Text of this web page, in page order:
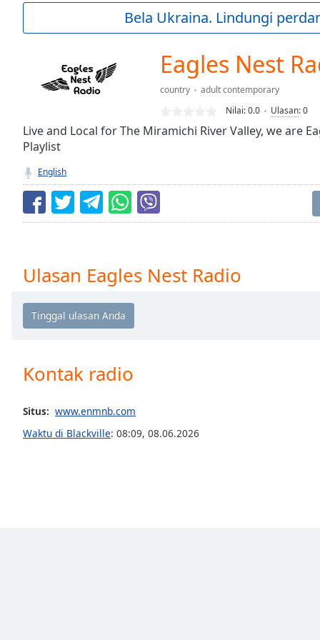
Current
TypeLIVE
Seek to
currently
behind
LIVE
Remaining
Time-
Playback
Chapters
Descriptions
descriptions
selected
Bela Ukraina. Lindungi
Eagles Nest
country
adult contemporary
Nilai:0.0 Ulasan:0
Live and Local for The Miramichi River Valley, we are
Playlist
English
Ulasan Eagles Nest Radio
Kontak radio
Situs: www.enmnb.com
Waktu di Blackville: 08:09, 08.06.2026